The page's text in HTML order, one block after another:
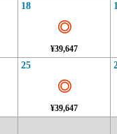
18
◎
¥39,647
25
◎
¥39,647